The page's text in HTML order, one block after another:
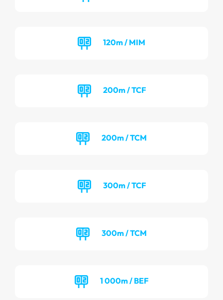
120m / MIM
200m / TCF
200m / TCM
300m / TCF
300m / TCM
1 000m / BEF